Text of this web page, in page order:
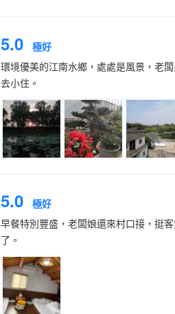
5.0 極好
環境優美的江南水鄉，處處是風景，老
去小住。
5.0 極好
早餐特別豐盛，老闆娘還來村口接，挺
了。